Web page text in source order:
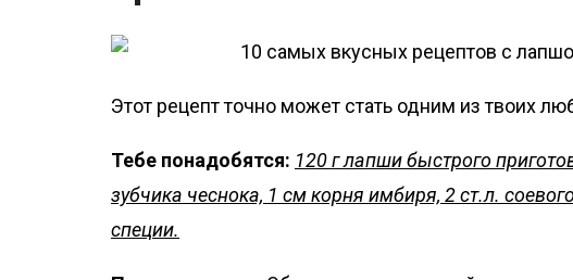
Этот рецепт точно может стать одним из твоих
Тебе понадобятся: 120 г лапши быстрого
зубчика чеснока, 1 см корня имбиря, 2 ст.л.
специи.